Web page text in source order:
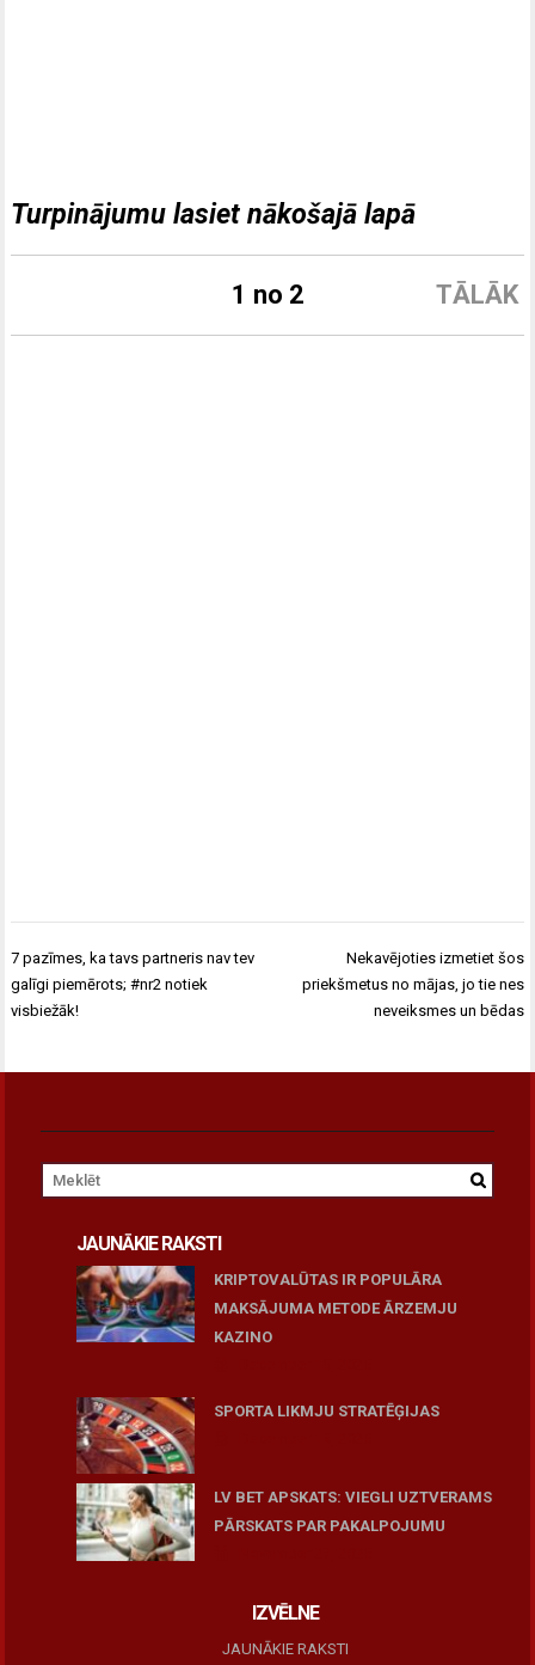
Turpinājumu lasiet nākošajā lapā
TĀLĀK
1 no 2
Post
navigation
7 pazīmes, ka tavs partneris nav tev
galīgi piemērots; #nr2 notiek
visbiežāk!
Nekavējoties izmetiet šos
priekšmetus no mājas, jo tie nes
neveiksmes un bēdas
JAUNĀKIE RAKSTI
KRIPTOVALŪTAS IR POPULĀRA
MAKSĀJUMA METODE ĀRZEMJU
KAZINO
SPORTA LIKMJU STRATĒĢIJAS
LV BET APSKATS: VIEGLI UZTVERAMS
PĀRSKATS PAR PAKALPOJUMU
IZVĒLNE
JAUNĀKIE RAKSTI